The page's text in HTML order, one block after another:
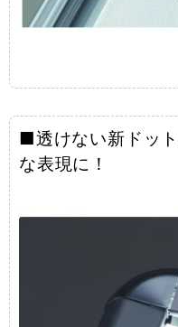
■透けない新ドッ
な表現に！